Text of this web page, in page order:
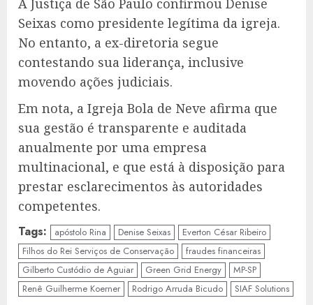
Seixas como presidente legítima da igreja.
No entanto, a ex-diretoria segue
contestando sua liderança, inclusive
movendo ações judiciais.
Em nota, a Igreja Bola de Neve afirma que
sua gestão é transparente e auditada
anualmente por uma empresa
multinacional, e que está à disposição para
prestar esclarecimentos às autoridades
competentes.
Tags: apóstolo Rina Denise Seixas
Everton César Ribeiro
Filhos do Rei Serviços de Conservação
fraudes financeiras
Gilberto Custódio de Aguiar
Green Grid Energy
MP-SP
Renê Guilherme Koerner
Rodrigo Arruda Bicudo SIAF Solutions